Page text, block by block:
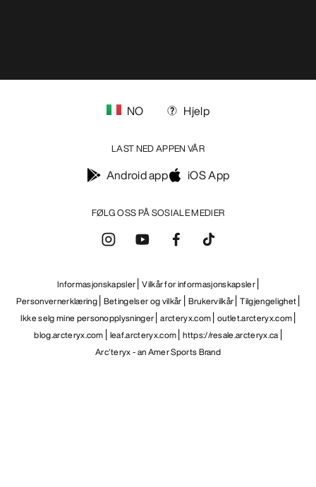
FØLG OSS PÅ SOSIALE MEDIER
NO Hjelp
LAST NED APPEN VÅR
Android app iOS App
Informasjonskapsler Vilkår for informasjonskapsler
Personvernerklæring Betingelser og vilkår Brukervilkår Tilgjengelighet
Ikke selg mine personopplysninger arcteryx.com outlet.arcteryx.com
blog.arcteryx.com leaf.arcteryx.com https://resale.arcteryx.ca
Arc'teryx - an Amer Sports Brand